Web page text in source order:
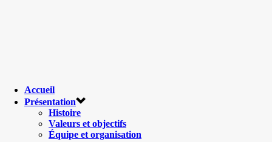
Accueil
Présentation
Histoire
Valeurs et objectifs
Équipe et organisation